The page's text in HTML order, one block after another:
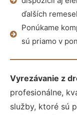
ďalších
Ponúkame
sú priamo v
Vyrezávanie z
profesionálne,
služby, ktoré sú